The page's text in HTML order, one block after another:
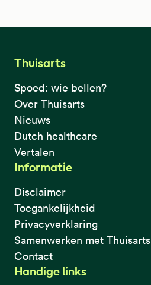
Thuisarts
Spoed: wie bellen?
Over Thuisarts
Nieuws
Dutch healthcare
Vertalen
Informatie
Disclaimer
Toegankelijkheid
Privacyverklaring
Samenwerken met Thuisarts
Contact
Handige links